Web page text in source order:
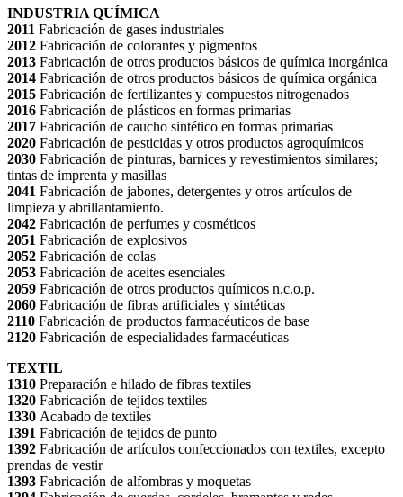
INDUSTRIA QUÍMICA
2011 Fabricación de gases industriales
2012 Fabricación de colorantes y pigmentos
2013 Fabricación de otros productos básicos de química inorgánica
2014 Fabricación de otros productos básicos de química orgánica
2015 Fabricación de fertilizantes y compuestos nitrogenados
2016 Fabricación de plásticos en formas primarias
2017 Fabricación de caucho sintético en formas primarias
2020 Fabricación de pesticidas y otros productos agroquímicos
2030 Fabricación de pinturas, barnices y revestimientos similares;
tintas de imprenta y masillas
2041 Fabricación de jabones, detergentes y otros artículos de
limpieza y abrillantamiento.
2042 Fabricación de perfumes y cosméticos
2051 Fabricación de explosivos
2052 Fabricación de colas
2053 Fabricación de aceites esenciales
2059 Fabricación de otros productos químicos n.c.o.p.
2060 Fabricación de fibras artificiales y sintéticas
2110 Fabricación de productos farmacéuticos de base
2120 Fabricación de especialidades farmacéuticas
TEXTIL
1310 Preparación e hilado de fibras textiles
1320 Fabricación de tejidos textiles
1330 Acabado de textiles
1391 Fabricación de tejidos de punto
1392 Fabricación de artículos confeccionados con textiles, excepto
prendas de vestir
1393 Fabricación de alfombras y moquetas